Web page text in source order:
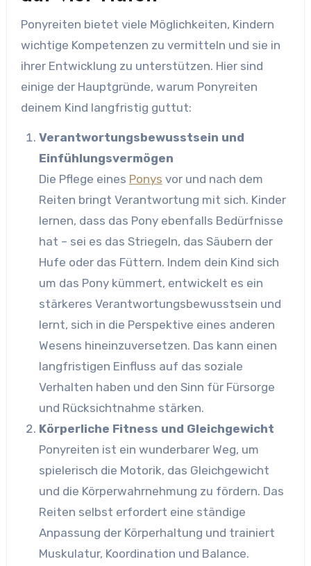
Ponyreiten bietet viele Möglichkeiten, Kindern
wichtige Kompetenzen zu vermitteln und sie in
ihrer Entwicklung zu unterstützen. Hier sind
einige der Hauptgründe, warum Ponyreiten
deinem Kind langfristig guttut:
Verantwortungsbewusstsein und
Einfühlungsvermögen
Die Pflege eines Ponys vor und nach dem
Reiten bringt Verantwortung mit sich. Kinder
lernen, dass das Pony ebenfalls Bedürfnisse
hat – sei es das Striegeln, das Säubern der
Hufe oder das Füttern. Indem dein Kind sich
um das Pony kümmert, entwickelt es ein
stärkeres Verantwortungsbewusstsein und
lernt, sich in die Perspektive eines anderen
Wesens hineinzuversetzen. Das kann einen
langfristigen Einfluss auf das soziale
Verhalten haben und den Sinn für Fürsorge
und Rücksichtnahme stärken.
Körperliche Fitness und Gleichgewicht
Ponyreiten ist ein wunderbarer Weg, um
spielerisch die Motorik, das Gleichgewicht
und die Körperwahrnehmung zu fördern. Das
Reiten selbst erfordert eine ständige
Anpassung der Körperhaltung und trainiert
Muskulatur, Koordination und Balance.